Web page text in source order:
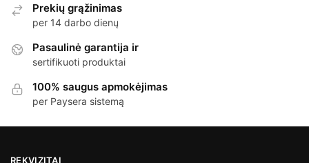
Prekių grąžinimas
per 14 darbo dienų
Pasaulinė garantija ir
sertifikuoti produktai
100% saugus apmokėjimas
per Paysera sistemą
REKVIZITAI